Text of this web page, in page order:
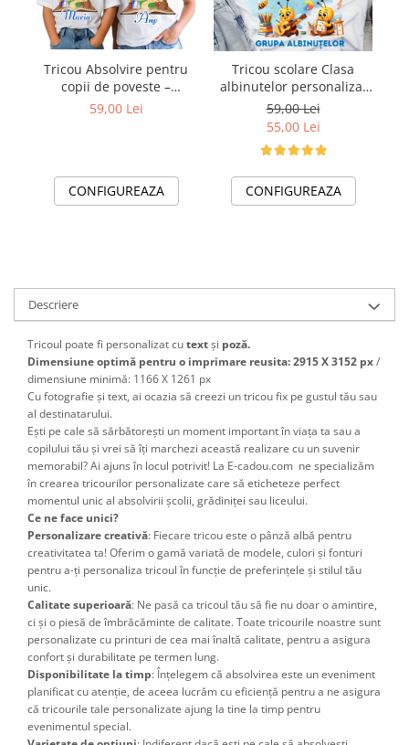
Tricou Absolvire pentru
copii de poveste –
Bumbac 100%
59,00 Lei
CONFIGUREAZA
Tricou scolare Clasa
albinutelor personalizat
pentru absolventi de
scoala sau gradinita
59,00 Lei
55,00 Lei
CONFIGUREAZA
Descriere
Tricoul poate fi personalizat cutextși poză.
Dimensiune optimă pentru o imprimare reusita: 2915 X 3152 px/
dimensiune minimă: 1166 X 1261 px
Cu fotografie și text, ai ocazia să creezi un tricou fix pe gustul tău sau
al destinatarului.
Ești pe cale să sărbătorești un moment important în viața ta sau a
copilului tău și vrei să îți marchezi această realizare cu un suvenir
memorabil? Ai ajuns în locul potrivit! La E-cadou.com ne specializăm
în crearea tricourilor personalizate care să eticheteze perfect
momentul unic al absolvirii școlii, grădiniței sau liceului.
Ce ne face unici?
Personalizare creativă: Fiecare tricou este o pânză albă pentru
creativitatea ta! Oferim o gamă variată de modele, culori și fonturi
pentru a-ți personaliza tricoul în funcție de preferințele și stilul tău
unic.
Calitate superioară: Ne pasă ca tricoul tău să fie nu doar o amintire,
ci și o piesă de îmbrăcăminte de calitate. Toate tricourile noastre sunt
personalizate cu printuri de cea mai înaltă calitate, pentru a asigura
confort și durabilitate pe termen lung.
Disponibilitate la timp: Înțelegem că absolvirea este un eveniment
planificat cu atenție, de aceea lucrăm cu eficiență pentru a ne asigura
că tricourile tale personalizate ajung la tine la timp pentru
evenimentul special.